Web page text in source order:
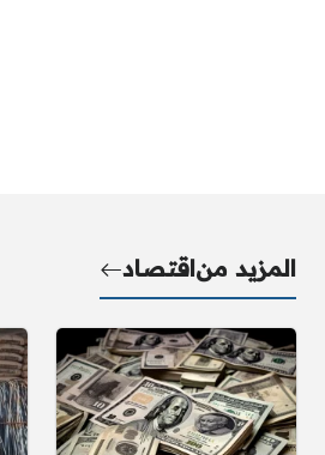
المزيد مناقتصاد